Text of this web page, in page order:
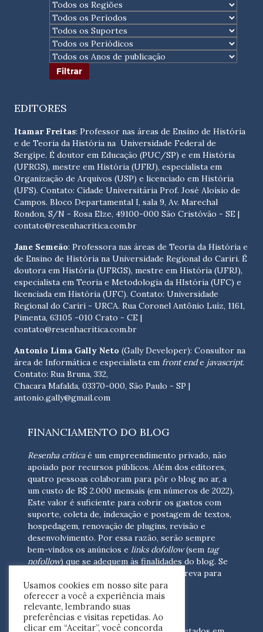
EDITORES
Itamar Freitas: Professor nas áreas de Ensino de História
e de Teoria da História na Universidade Federal de
Sergipe. É doutor em Educação (PUC/SP) e em História
(UFRGS), mestre em História (UFRJ), especialista em
Organização de Arquivos (USP) e licenciado em História
(UFS). Contato: Cidade Universitária Prof. José Aloísio de
Campos. Bloco Departamental I, sala 9, Av. Marechal
Rondon, S/N - Rosa Elze, 49100-000 São Cristóvão - SE |
contato@resenhacritica.com.br
Jane Semeão: Professora nas áreas de Teoria da História e
de Ensino de História na Universidade Regional do Cariri. É
doutora em História (UFRGS), mestre em História (UFRJ),
especialista em Teoria e Metodologia da HIstória (UFC) e
licenciada em História (UFC). Contato: Universidade
Regional do Cariri - URCA. Rua Coronel Antônio Luíz, 1161,
Pimenta, 63105 -010 Crato - CE |
contato@resenhacritica.com.br
Antonio Lima Gally Neto (Gally Developer): Consultor na
área de Informática e especialista em front ende javascript.
Contato: Rua Bruna, 332,
Chacara Mafalda, 03370-000, São Paulo - SP |
antonio.gally@gmail.com
FINANCIAMENTO DO BLOG
Resenha críticaé um empreendimento privado, não
apoiado por recursos públicos. Além dos editores,
quatro pessoas colaboram para pôr o blog no ar, a
um custo de R$ 2.000 mensais (em números de 2022).
Este valor é suficiente para cobrir os gastos com
suporte, coleta de, indexação e postagem de textos,
hospedagem, renovação de plugins, revisão e
desenvolvimento. Por essa razão, serão sempre
bem-vindos os anúncios e links dofollow(sem tag
nofollow) que se adequem às finalidades do blog. Se
escreva para
nós(contato@resenhacritica.com.br)
FONTES E ACERVO
Usamos cookies em nosso site para
oferecer a você a experiência mais
relevante, lembrando suas
preferências e visitas repetidas. Ao
clicar em “Aceitar”, você concorda